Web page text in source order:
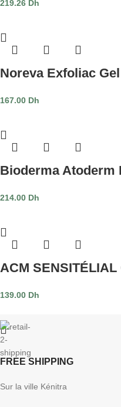
219.26 Dh
Noreva Exfoliac
167.00 Dh
Bioderma Atoderm
214.00 Dh
ACM
139.00 Dh
FREE SHIPPING
Sur la ville Kénitra